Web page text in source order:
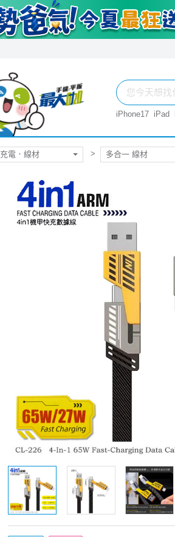
iPhone17 iPad
充電．線材 多合一 線材